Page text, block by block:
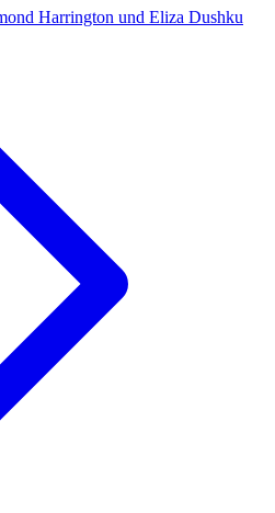
Harrington und Eliza Dushku